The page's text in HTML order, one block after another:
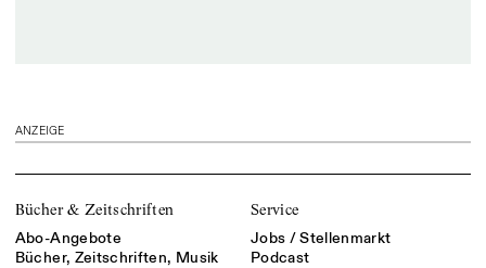
ANZEIGE
Bücher & Zeitschriften
Abo-Angebote
Bücher, Zeitschriften, Musik
Service
Jobs / Stellenmarkt
Podcast